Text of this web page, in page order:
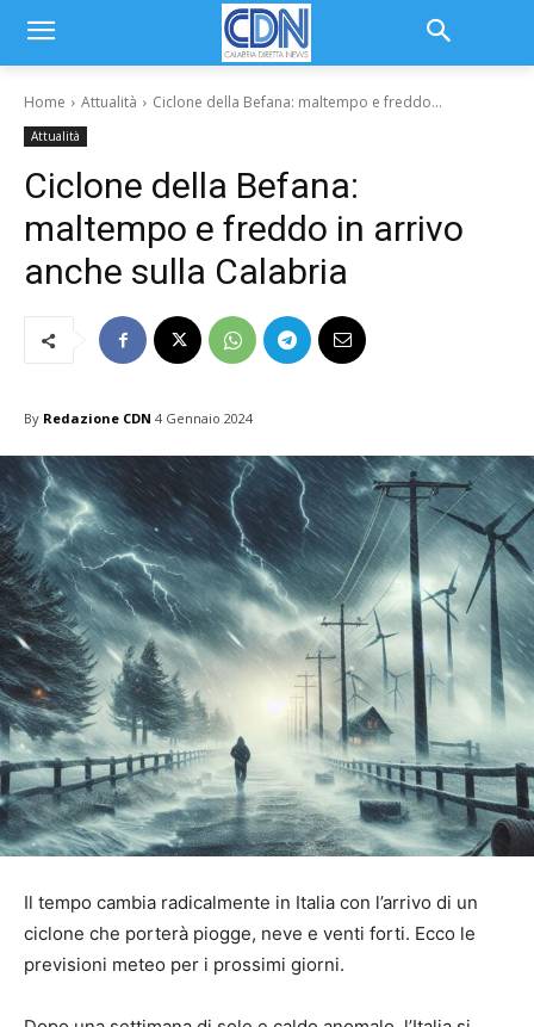
Home Attualità Ciclone della Befana: maltempo e freddo...
Attualità
Ciclone della Befana:
maltempo e freddo in arrivo
anche sulla Calabria
By Redazione CDN 4 Gennaio 2024
Il tempo cambia radicalmente in Italia con l’arrivo di un
ciclone che porterà piogge, neve e venti forti. Ecco le
previsioni meteo per i prossimi giorni.